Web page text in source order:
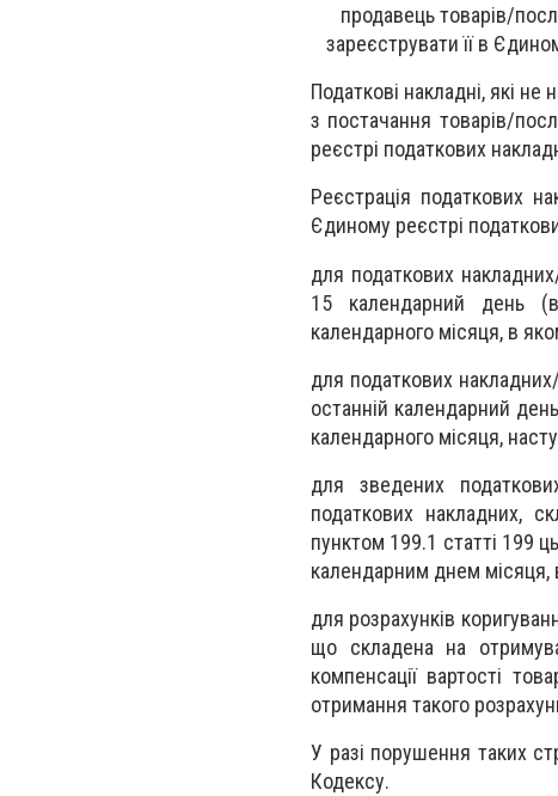
продавець товарів/
зареєструвати її в
Податкові накладні, які
з постачання товарів/
реєстрі податкових
Реєстрація податкових
Єдиному реєстрі
для податкових
15 календарний день
календарного місяця, в
для податкових
останній календарний
календарного місяця,
для зведених
податкових накладних,
пунктом 199.1 статті 199
календарним днем місяця,
для розрахунків
що складена на
компенсації вартості
отримання такого
У разі порушення таких
Кодексу.